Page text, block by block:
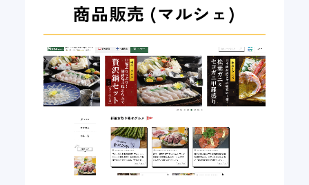
商品販売 (マルシェ)